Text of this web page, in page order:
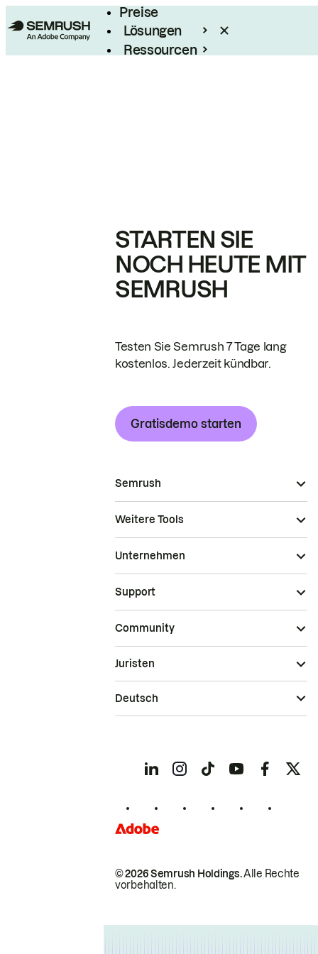
Preise
Lösungen
Ressourcen
STARTEN SIE
NOCH HEUTE MIT
SEMRUSH
Testen Sie Semrush 7 Tage lang
kostenlos. Jederzeit kündbar.
Gratisdemo starten
Semrush
Weitere Tools
Unternehmen
Support
Community
© 2026 Semrush Holdings.Alle Rechte
vorbehalten.
Juristen
Deutsch